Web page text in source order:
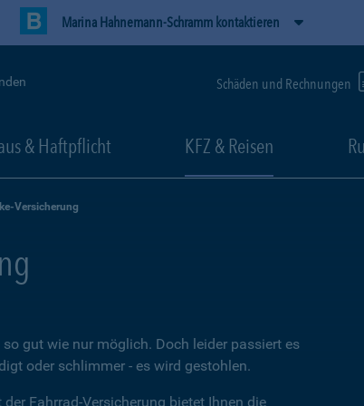
Marina Hahnemann-Schramm kontaktieren
Schäden und Rechnungen
& Haftpflicht KFZ & Reisen
Versicherung
gut wie nur möglich. Doch leider passiert es
oder schlimmer - es wird gestohlen.
Fahrrad-Versicherung bietet Ihnen die